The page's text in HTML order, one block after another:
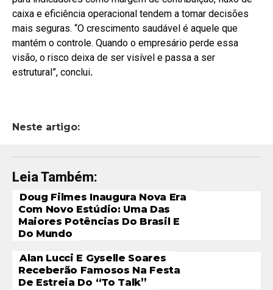
caixa e eficiência operacional tendem a tomar decisões
mais seguras. “O crescimento saudável é aquele que
mantém o controle. Quando o empresário perde essa
visão, o risco deixa de ser visível e passa a ser
estrutural”, conclui.
Neste artigo:
Leia Também:
Doug Filmes Inaugura Nova Era
Com Novo Estúdio: Uma Das
Maiores Potências Do Brasil E
Do Mundo
Alan Lucci E Gyselle Soares
Receberão Famosos Na Festa
De Estreia Do “To Talk”